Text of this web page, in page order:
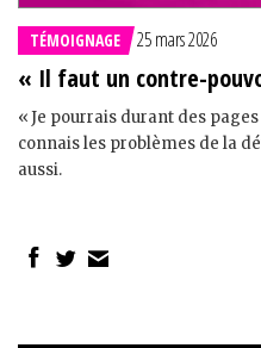
TÉMOIGNAGE 25 mars 2026
« Il faut un contre-
« Je pourrais durant des
connais les problèmes de la
aussi.